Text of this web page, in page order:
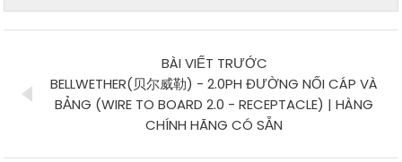
BÀI VIẾT TRƯỚC
BELLWETHER(贝尔威勒) - 2.0PH ĐƯỜNG NỐI CÁP VÀ
BẢNG (WIRE TO BOARD 2.0 - RECEPTACLE) | HÀNG
CHÍNH HÃNG CÓ SẴN